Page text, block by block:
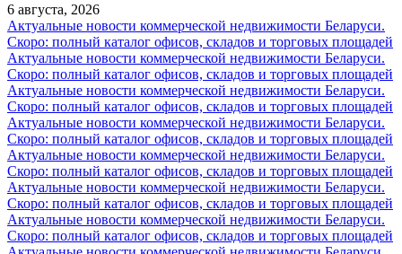
6 августа, 2026
Актуальные новости коммерческой недвижимости Беларуси.
Скоро: полный каталог офисов, складов и торговых площадей
Актуальные новости коммерческой недвижимости Беларуси.
Скоро: полный каталог офисов, складов и торговых площадей
Актуальные новости коммерческой недвижимости Беларуси.
Скоро: полный каталог офисов, складов и торговых площадей
Актуальные новости коммерческой недвижимости Беларуси.
Скоро: полный каталог офисов, складов и торговых площадей
Актуальные новости коммерческой недвижимости Беларуси.
Скоро: полный каталог офисов, складов и торговых площадей
Актуальные новости коммерческой недвижимости Беларуси.
Скоро: полный каталог офисов, складов и торговых площадей
Актуальные новости коммерческой недвижимости Беларуси.
Скоро: полный каталог офисов, складов и торговых площадей